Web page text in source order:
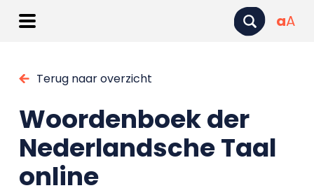
aA
Terug naar overzicht
Woordenboek der
Nederlandsche Taal
online